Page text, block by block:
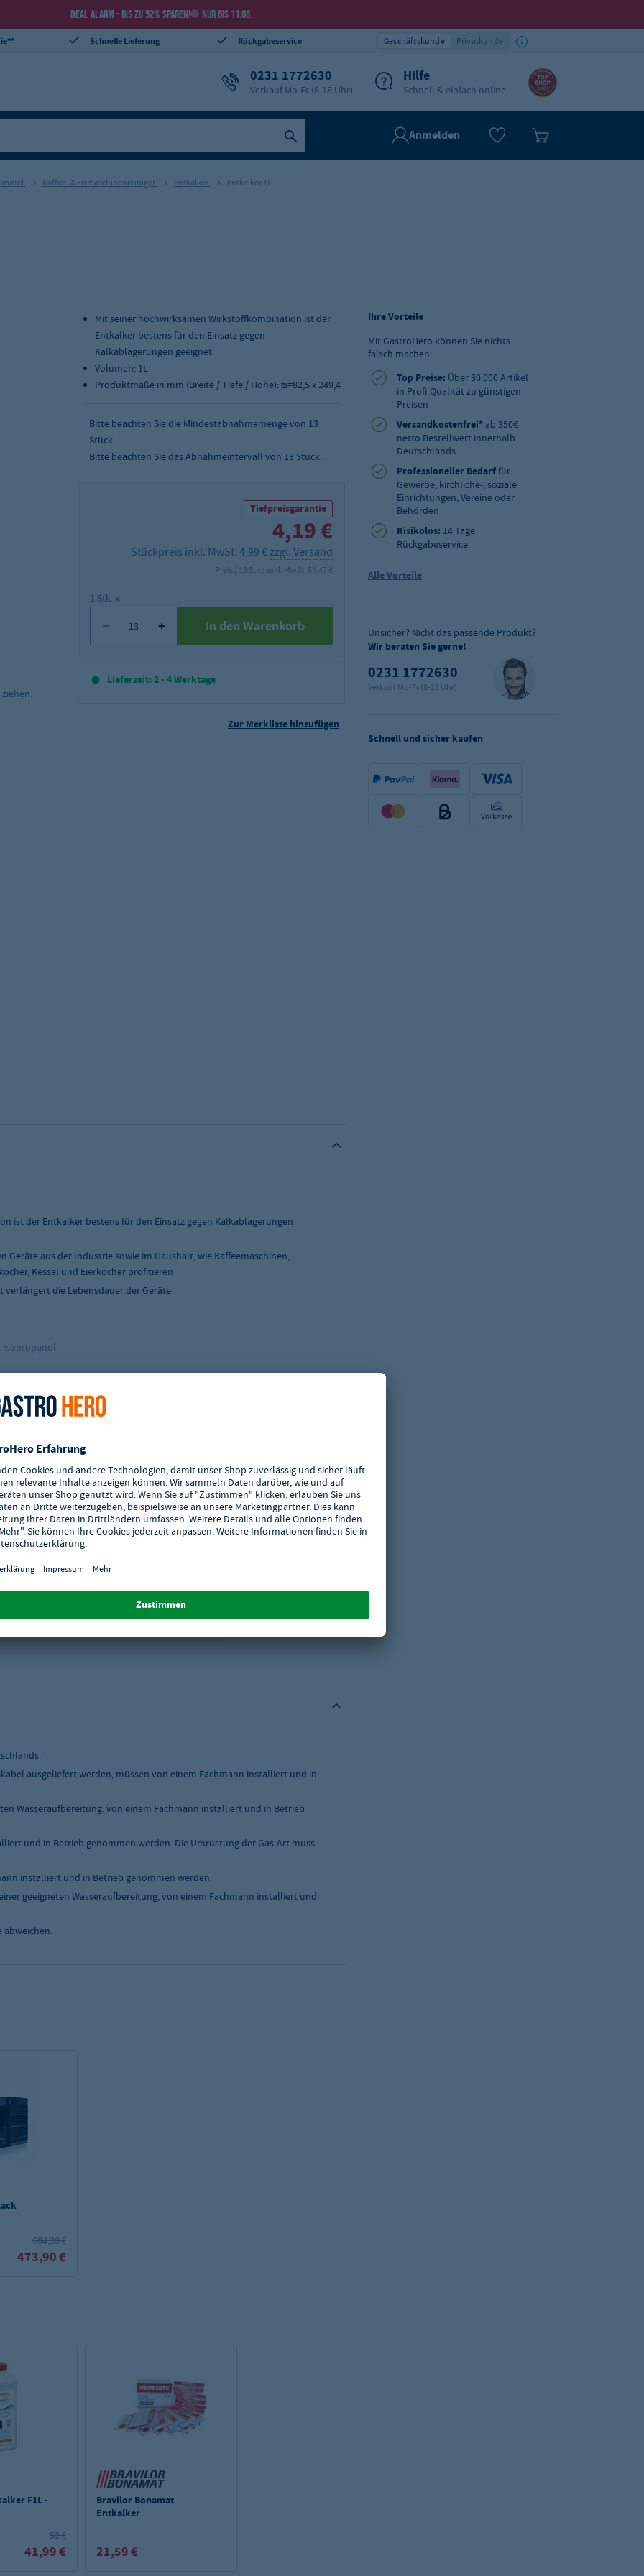
DEAL ALARM - BIS ZU 52% SPAREN! NUR BIS 11.08.
Schnelle Lieferung Rückgabeservice Geschäftskunde Privatkunde
0231 1772630
Verkauf Mo-Fr (8-18 Uhr)
Hilfe
Schnell & einfach online
Anmelden
Kaffee- & Eismaschinenreiniger Entkalker Entkalker 1L
Mit seiner hochwirksamen Wirkstoffkombination ist der
Entkalker bestens für den Einsatz gegen
Kalkablagerungen geeignet
Volumen: 1L
Produktmaße in mm (Breite / Tiefe / Höhe): ᴓ=82,5 x 249,4
Bitte beachten Sie die Mindestabnahmemenge von 13
Stück.
Bitte beachten Sie das Abnahmeintervall von 13 Stück.
Tiefpreisgarantie
4,19 €
Stückpreis inkl. MwSt. 4,99 € zzgl. Versand
Preis / 13 Stk.: exkl. MwSt. 54,47 €
1 Stk. x
In den Warenkorb
Lieferzeit: 2 - 4 Werktage
Zur Merkliste hinzufügen
ist der Entkalker bestens für den Einsatz gegen Kalkablagerungen
Geräte aus der Industrie sowie im Haushalt, wie Kaffeemaschinen,
Kessel und Eierkocher profitieren
die Lebensdauer der Geräte
Isopropanol
x 249,4
des Geräts gießen. Das Gerät einschalten und auf etwa 60 °C
und anschließend zweimal mit Wasser durchlaufen lassen oder nach 5
und Sicherheitsratschläge entnehmen Sie bitte dem
Form erhältlich.
ausgeliefert werden, müssen von einem Fachmann installiert und in
Wasseraufbereitung, von einem Fachmann installiert und in Betrieb
und in Betrieb genommen werden. Die Umrüstung der Gas-Art muss
installiert und in Betrieb genommen werden.
geeigneten Wasseraufbereitung, von einem Fachmann installiert und
abweichen.
Ihre Vorteile
Mit GastroHero können Sie nichts
falsch machen:
Top Preise: Über 30.000 Artikel
in Profi-Qualität zu günstigen
Preisen
Versandkostenfrei* ab 350€
netto Bestellwert innerhalb
Deutschlands
Professioneller Bedarffür
Gewerbe, kirchliche-, soziale
Einrichtungen, Vereine oder
Behörden
Risikolos: 14 Tage
Rückgabeservice
Alle Vorteile
Unsicher? Nicht das passende Produkt?
Wir beraten Sie gerne!
0231 1772630
Verkauf Mo-Fr (8-18 Uhr)
Schnell und sicher kaufen
604,20 €
473,90 €
F1L -
52 €
41,99 €
Bravilor Bonamat
Entkalker
21,59 €